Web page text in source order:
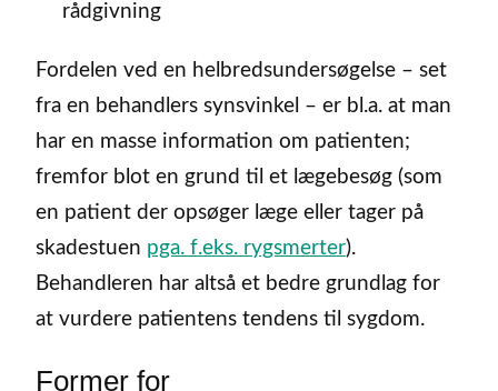
rådgivning
Fordelen ved en helbredsundersøgelse – set
fra en behandlers synsvinkel – er bl.a. at man
har en masse information om patienten;
fremfor blot en grund til et lægebesøg (som
en patient der opsøger læge eller tager på
skadestuen pga. f.eks. rygsmerter).
Behandleren har altså et bedre grundlag for
at vurdere patientens tendens til sygdom.
Former for